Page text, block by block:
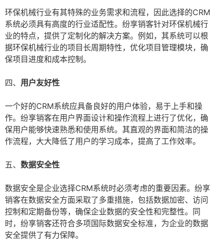
环保机械行业有其特殊的业务需求和流程，因此选择的CRM
系统必须具有高度的行业适配性。纷享销客针对环保机械行
业的特点，提供了定制化的解决方案。例如，其系统可以根
据环保机械行业的项目长周期特性，优化项目管理模块，确
保项目进度和成本控制。
四、 用户友好性
一个好的CRM系统应具备良好的用户体验，易于上手和操
作。纷享销客在用户界面设计和操作流程上进行了优化，确
保用户能够快速熟悉和使用系统。其直观的界面和简洁的操
作流程，大大降低了用户的学习成本，提高了工作效率。
五、 数据安全性
数据安全是企业选择CRM系统时必须考虑的重要因素。纷享
销客在数据安全方面采取了多重措施，包括数据加密、访问
控制和定期备份等，确保企业数据的安全性和完整性。同
时，纷享销客还符合多项国际数据安全标准，为企业的数据
安全提供了有力保障。